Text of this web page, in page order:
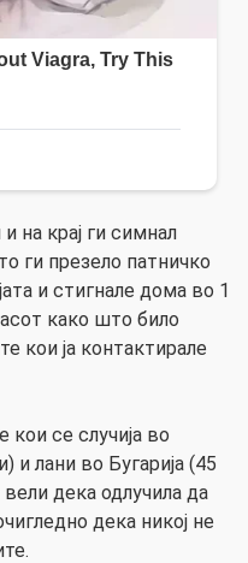
на крај ги симнал
ги презело патничко
и стигнале дома во 1
како што било
кои ја контактирале
кои се случија во
и лани во Бугарија (45
дека одлучила да
дека никој не